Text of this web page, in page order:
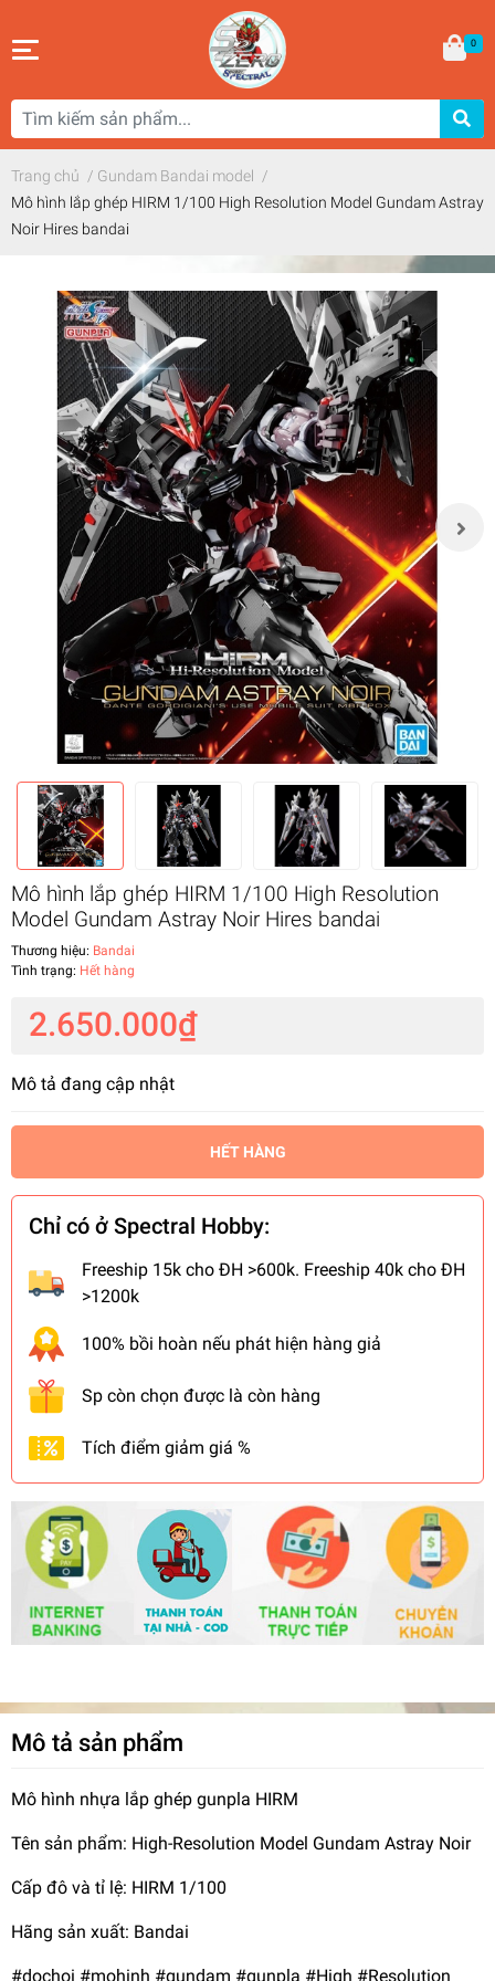
0
Trang chủ / Gundam Bandai model /
Mô hình lắp ghép HIRM 1/100 High Resolution Model Gundam Astray
Noir Hires bandai
Mô hình lắp ghép HIRM 1/100 High Resolution
Model Gundam Astray Noir Hires bandai
Thương hiệu: Bandai
Tình trạng: Hết hàng
2.650.000₫
Mô tả đang cập nhật
HẾT HÀNG
Chỉ có ở Spectral Hobby:
Freeship 15k cho ĐH >600k. Freeship 40k cho ĐH
>1200k
100% bồi hoàn nếu phát hiện hàng giả
Sp còn chọn được là còn hàng
Tích điểm giảm giá %
Mô tả sản phẩm
Mô hình nhựa lắp ghép gunpla HIRM
Tên sản phẩm: High-Resolution Model Gundam Astray Noir
Cấp đô và tỉ lệ: HIRM 1/100
Hãng sản xuất: Bandai
#dochoi #mohinh #gundam #gunpla #High #Resolution